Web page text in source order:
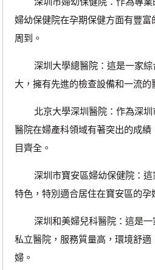
婦幼保健院在孕期保健方面有豐
周到。
深圳大學總醫院：這是一家綜
大，擁有先進的檢查設備和一流的
北京大學深圳醫院：作為深圳
醫院在婦產科領域有著突出的成
目齊全。
深圳市寶安區婦幼保健院：這
特色，特別適合居住在寶安區的孕
深圳和美婦兒科醫院：這是一
私立醫院，服務質量高，環境舒
婦。